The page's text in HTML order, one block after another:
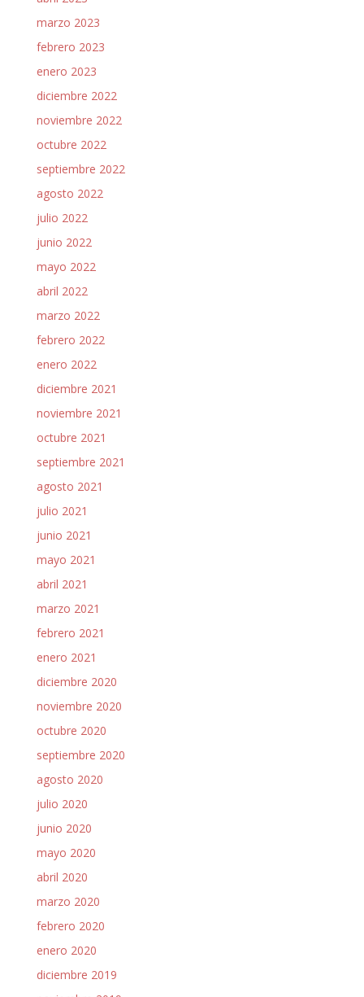
marzo 2023
febrero 2023
enero 2023
diciembre 2022
noviembre 2022
octubre 2022
septiembre 2022
agosto 2022
julio 2022
junio 2022
mayo 2022
abril 2022
marzo 2022
febrero 2022
enero 2022
diciembre 2021
noviembre 2021
octubre 2021
septiembre 2021
agosto 2021
julio 2021
junio 2021
mayo 2021
abril 2021
marzo 2021
febrero 2021
enero 2021
diciembre 2020
noviembre 2020
octubre 2020
septiembre 2020
agosto 2020
julio 2020
junio 2020
mayo 2020
abril 2020
marzo 2020
febrero 2020
enero 2020
diciembre 2019